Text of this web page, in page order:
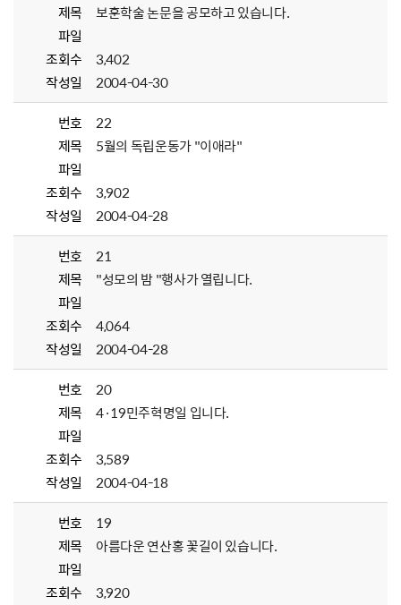
제목
보훈학술 논문을 공모하고 있습니다.
파일
조회수
3,402
작성일
2004-04-30
번호
22
제목
5월의 독립운동가 "이애라"
파일
조회수
3,902
작성일
2004-04-28
번호
21
제목
"성모의 밤 "행사가 열립니다.
파일
조회수
4,064
작성일
2004-04-28
번호
20
제목
4·19민주혁명일 입니다.
파일
조회수
3,589
작성일
2004-04-18
번호
19
제목
아름다운 연산홍 꽃길이 있습니다.
파일
조회수
3,920